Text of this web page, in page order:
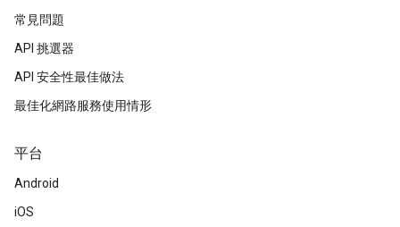
常見問題
API 挑選器
API 安全性最佳做法
最佳化網路服務使用情形
平台
Android
iOS